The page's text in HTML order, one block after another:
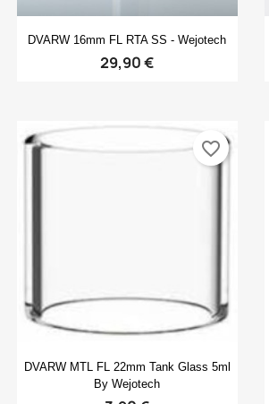
Anteprima
DVARW 16mm FL RTA SS - Wejotech
29,90 €
Anteprima
DVARW MTL FL 22mm Tank Glass 5ml
By Wejotech
favorite_border